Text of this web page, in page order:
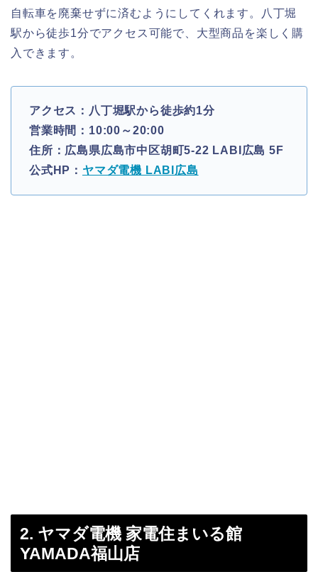
自転車を廃棄せずに済むようにしてくれます。八丁堀
駅から徒歩1分でアクセス可能で、大型商品を楽しく購
入できます。
アクセス：八丁堀駅から徒歩約1分
営業時間：10:00～20:00
住所：広島県広島市中区胡町5-22 LABI広島 5F
公式HP： ヤマダ電機 LABI広島
2. ヤマダ電機 家電住まいる館
YAMADA福山店